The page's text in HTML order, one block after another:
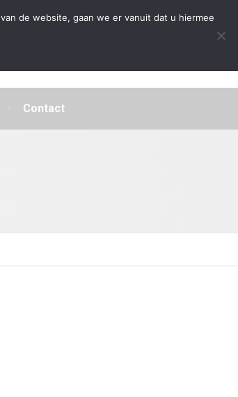
Disclaimer Privacybeleid
Contact
de website, gaan we er vanuit dat u hiermee